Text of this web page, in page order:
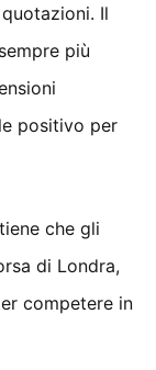
Il
più
positivo per
che gli
di Londra,
competere in